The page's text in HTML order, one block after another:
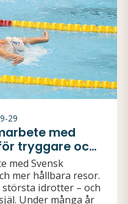
29
med
tryggare och
med Svensk
mer hållbara resor.
största idrotter – och
Under många år